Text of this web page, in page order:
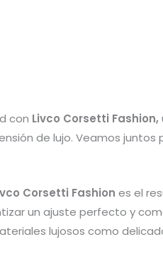
con Livco Corsetti Fashion,
de lujo. Veamos juntos
Corsetti Fashion es el
un ajuste perfecto y
lujosos como